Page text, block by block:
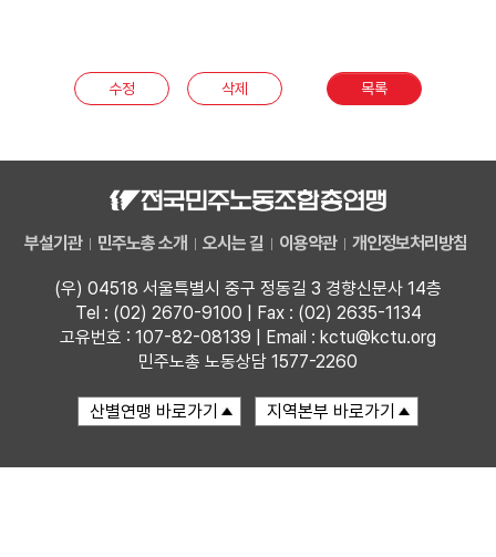
수정 삭제 목록
부설기관 민주노총 소개 오시는 길 이용약관 개인정보처리방침
(우) 04518 서울특별시 중구 정동길 3 경향신문사 14층
Tel : (02) 2670-9100 | Fax : (02) 2635-1134
고유번호 : 107-82-08139 | Email : kctu@kctu.org
민주노총 노동상담 1577-2260